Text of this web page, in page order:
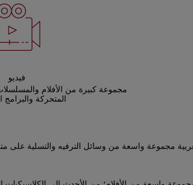
فيديو
مجموعة كبيرة من الأفلام والمسلسلات
المتحركة والبرامج
مجموعة واسعة من وسائل الترفيه والتسلية على متن